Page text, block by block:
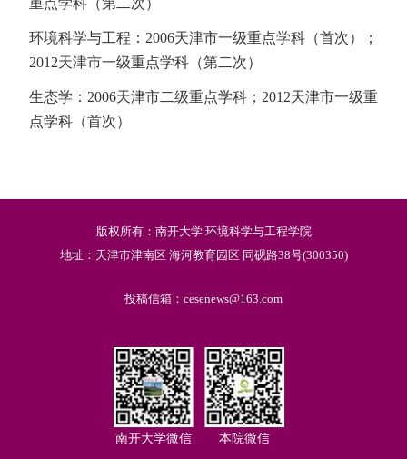
重点学科（第二次）
环境科学与工程：2006天津市一级重点学科（首次）；
2012天津市一级重点学科（第二次）
生态学：2006天津市二级重点学科；2012天津市一级重
点学科（首次）
版权所有：南开大学 环境科学与工程学院
地址：天津市津南区 海河教育园区 同砚路38号(300350)
投稿信箱：cesenews@163.com
南开大学微信 本院微信